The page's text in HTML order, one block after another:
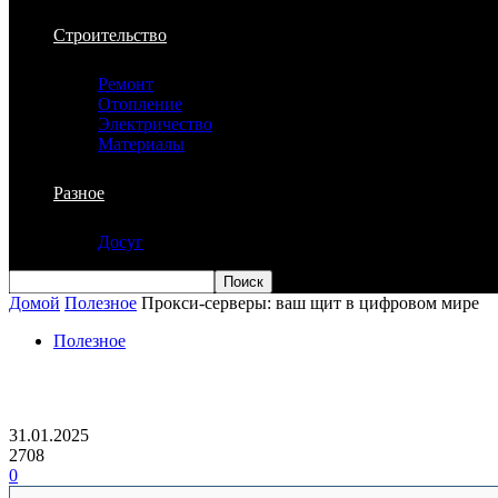
Строительство
Ремонт
Отопление
Электричество
Материалы
Разное
Досуг
Домой Полезное Прокси-серверы: ваш щит в цифровом мире
Полезное
31.01.2025
2708
0